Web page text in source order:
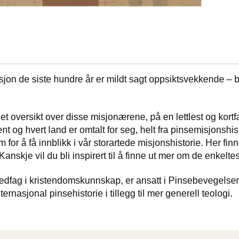
de siste hundre år er mildt sagt oppsiktsvekkende
oversikt over disse misjonærene, på en lettlest og
og hvert land er omtalt for seg, helt fra
for å få innblikk i vår storartede misjonshistorie. Her
vil du bli inspirert til å finne ut mer om de
i kristendomskunnskap, er ansatt i
pinsehistorie i tillegg til mer generell teologi.